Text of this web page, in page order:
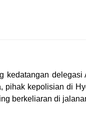
kedatangan
pihak kepolisian di
berkeliaran di